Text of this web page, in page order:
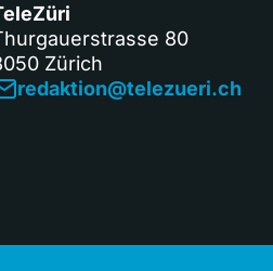
80
Zürich
redaktion@telezueri.ch